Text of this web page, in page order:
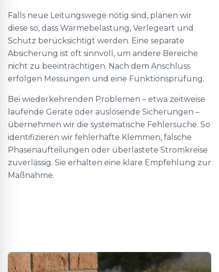
Falls neue Leitungswege nötig sind, planen wir
diese so, dass Wärmebelastung, Verlegeart und
Schutz berücksichtigt werden. Eine separate
Absicherung ist oft sinnvoll, um andere Bereiche
nicht zu beeinträchtigen. Nach dem Anschluss
erfolgen Messungen und eine Funktionsprüfung.
Bei wiederkehrenden Problemen – etwa zeitweise
laufende Geräte oder auslösende Sicherungen –
übernehmen wir die systematische Fehlersuche. So
identifizieren wir fehlerhafte Klemmen, falsche
Phasenaufteilungen oder überlastete Stromkreise
zuverlässig. Sie erhalten eine klare Empfehlung zur
Maßnahme.